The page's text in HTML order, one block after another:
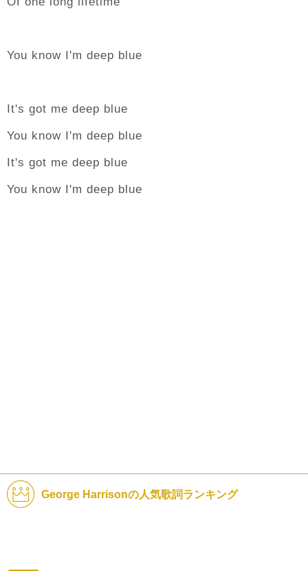
You know I'm deep blue
It's got me deep blue
You know I'm deep blue
It's got me deep blue
You know I'm deep blue
George Harrisonの人気歌詞ランキング